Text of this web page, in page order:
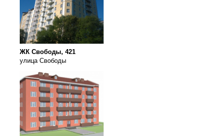
ЖК Свободы, 421
улица Свободы